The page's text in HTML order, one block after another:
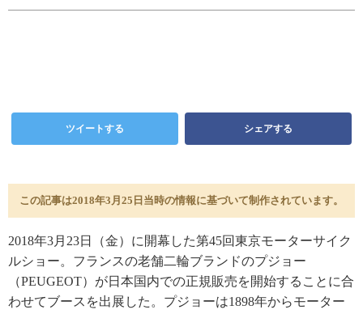
ツイートする シェアする
この記事は2018年3月25日当時の情報に基づいて制作されています。
2018年3月23日（金）に開幕した第45回東京モーターサイク
ルショー。フランスの老舗二輪ブランドのプジョー
（PEUGEOT）が日本国内での正規販売を開始することに合
わせてブースを出展した。プジョーは1898年からモーター